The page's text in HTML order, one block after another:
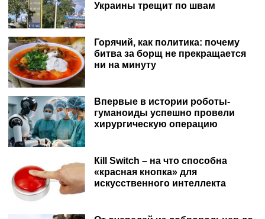
Украины трещит по швам
Горячий, как политика: почему
битва за борщ не прекращается
ни на минуту
Впервые в истории роботы-
гуманоиды успешно провели
хирургическую операцию
Кill Switch – на что способна
«красная кнопка» для
искусственного интеллекта